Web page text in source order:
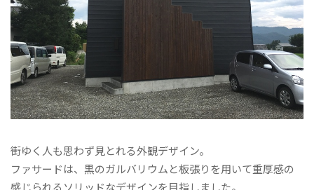
街ゆく人も思わず見とれる外観デザイン。
ファサードは、黒のガルバリウムと板張りを用いて重厚感の
感じられるソリッドなデザインを目指しました。